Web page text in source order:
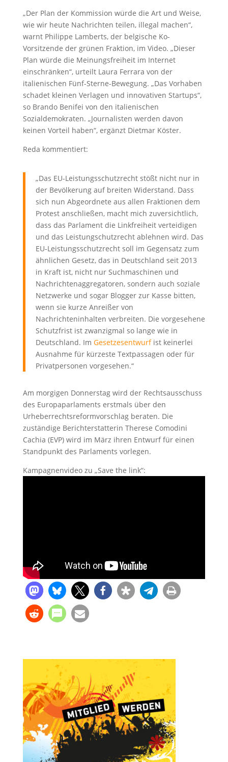
„Der Plan der Kommission würde die Art und Weise,
wie wir heute Nachrichten teilen, illegal machen“,
warnt Philippe Lamberts, der belgische Ko-
Vorsitzende der grünen Fraktion, im Video. „Dieser
Plan würde die Meinungsfreiheit im Internet
einschränken“, urteilt Laura Ferrara von der
italienischen Fünf-Sterne-Bewegung. „Das Vorhaben
schadet kleinen Verlagen und innovativen Startups“,
so Brando Benifei von den italienischen
Sozialdemokraten. „Journalisten werden davon
keinen Vorteil haben“, ergänzt Dietmar Köster.
Reda kommentiert:
„Das EU-Leistungsschutzrecht stößt nicht nur in
der Bevölkerung auf breiten Widerstand. Dass
sich nun Abgeordnete aus allen Fraktionen dem
Protest anschließen, macht mich zuversichtlich,
dass das Parlament die Linkfreiheit verteidigen
und das Leistungschutzrecht ablehnen wird. Das
EU-Leistungsschutzrecht soll im Gegensatz zum
ähnlichen Gesetz, das in Deutschland seit 2013
in Kraft ist, nicht nur Suchmaschinen und
Nachrichtenaggregatoren, sondern auch soziale
Netzwerke und sogar Blogger zur Kasse bitten,
wenn sie kurze Anreißer von
Nachrichteninhalten verbreiten. Die vorgesehene
Schutzfrist ist zwanzigmal so lange wie in
Deutschland. Im Gesetzesentwurf ist keinerlei
Ausnahme für kürzeste Textpassagen oder für
Privatpersonen vorgesehen.“
Am morgigen Donnerstag wird der Rechtsausschuss
des Europaparlaments erstmals über den
Urheberrechtsreformvorschlag beraten. Die
zuständige Berichterstatterin Therese Comodini
Cachia (EVP) wird im März ihren Entwurf für einen
Standpunkt des Parlaments vorlegen.
Kampagnenvideo zu „Save the link“: